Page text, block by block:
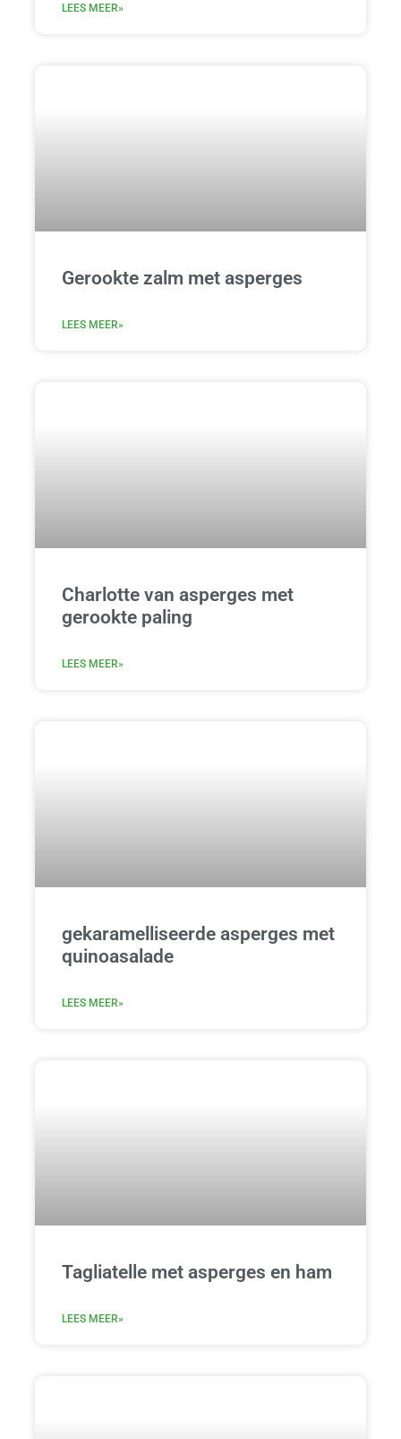
LEES MEER»
Gerookte zalm met asperges
LEES MEER»
Charlotte van asperges met
gerookte paling
LEES MEER»
gekaramelliseerde asperges met
quinoasalade
LEES MEER»
Tagliatelle met asperges en ham
LEES MEER»